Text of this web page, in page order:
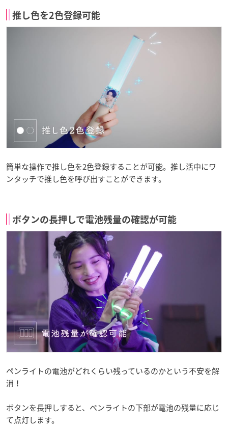
推し色を2色登録可能
簡単な操作で推し色を2色登録することが可能。推し活中にワ
ンタッチで推し色を呼び出すことができます。
ボタンの長押しで電池残量の確認が可能
ペンライトの電池がどれくらい残っているのかという不安を解
消！
ボタンを長押しすると、ペンライトの下部が電池の残量に応じ
て点灯します。